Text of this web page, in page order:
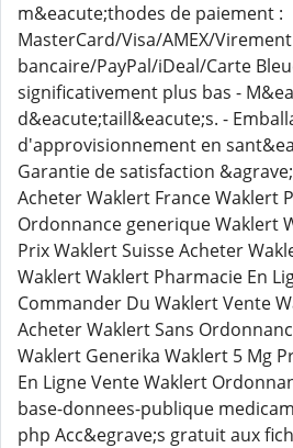
m&eacute;thodes de paiement :
MasterCard/Visa/AMEX/Virement
bancaire/PayPal/iDeal/Carte
significativement plus bas -
d&eacute;taill&eacute;s. -
d'approvisionnement en
Garantie de satisfaction
Acheter Waklert France Waklert
Ordonnance generique Waklert
Prix Waklert Suisse Acheter
Waklert Waklert Pharmacie En
Commander Du Waklert Vente
Acheter Waklert Sans
Waklert Generika Waklert 5 Mg
En Ligne Vente Waklert
base-donnees-publique
php Acc&egrave;s gratuit aux